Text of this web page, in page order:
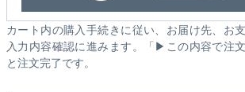
カート内の購入手続きに従い、お届け先、お
入力内容確認に進みます。「▶この内容で注
と注文完了です。